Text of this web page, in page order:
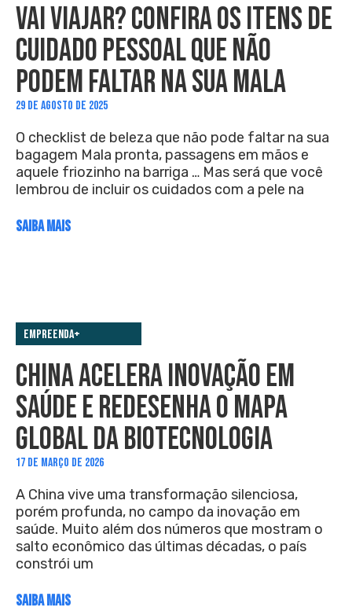
VAI VIAJAR? CONFIRA OS ITENS DE
CUIDADO PESSOAL QUE NÃO
PODEM FALTAR NA SUA MALA
29 DE AGOSTO DE 2025
O checklist de beleza que não pode faltar na sua
bagagem Mala pronta, passagens em mãos e
aquele friozinho na barriga … Mas será que você
lembrou de incluir os cuidados com a pele na
SAIBA MAIS
Empreenda+
CHINA ACELERA INOVAÇÃO EM
SAÚDE E REDESENHA O MAPA
GLOBAL DA BIOTECNOLOGIA
17 DE MARÇO DE 2026
A China vive uma transformação silenciosa,
porém profunda, no campo da inovação em
saúde. Muito além dos números que mostram o
salto econômico das últimas décadas, o país
constrói um
SAIBA MAIS